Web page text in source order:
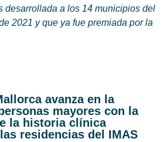
desarrollada a los 14 municipios del
2021 y que ya fue premiada por la
avanza en la
mayores con la
la historia clínica
residencias del IMAS